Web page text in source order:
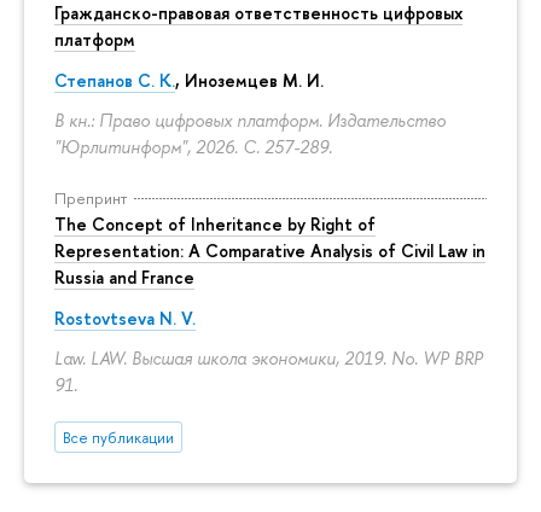
Гражданско-правовая ответственность цифровых
платформ
Степанов С. К., Иноземцев М. И.
В кн.: Право цифровых платформ. Издательство
"Юрлитинформ", 2026. С. 257-289.
Препринт
The Concept of Inheritance by Right of
Representation: A Comparative Analysis of Civil Law in
Russia and France
Rostovtseva N. V.
Law. LAW. Высшая школа экономики, 2019. No. WP BRP
91.
Все публикации